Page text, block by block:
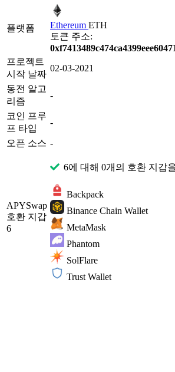
플랫폼 Ethereum ETH
토큰 주소:
프로젝트
시작 날짜
02-03-2021
동전 알고
리즘
-
코인 프루
프 타입
-
오픈 소스 -
APYSwap
호환 지갑
6
6에 대해 0개의 호환 지갑
Backpack
Binance Chain Wallet
MetaMask
Phantom
SolFlare
Trust Wallet